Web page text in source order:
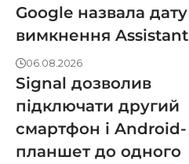
Google назвала дату
вимкнення Assistant
06.08.2026
Signal дозволив
підключати другий
смартфон і Android-
планшет до одного